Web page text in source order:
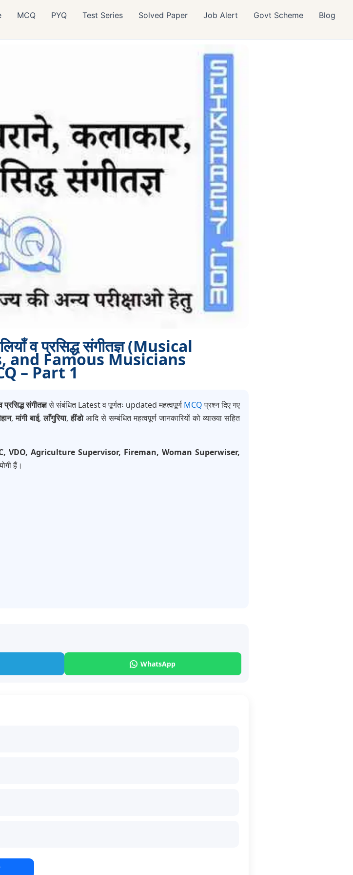
MCQ PYQ Test Series Solved Paper Job Alert Govt Scheme Blog
व प्रसिद्ध संगीतज्ञ (Musical
and Famous Musicians
– Part 1
संगीतज्ञसे संबंधित Latest व पूर्णतः updated महत्वपूर्ण MCQप्रश्न दिए गए
,मांगी बाई,लाँगुरिया,हींडोआदि से सम्बंधित महत्वपूर्ण जानकारियों को व्याख्या सहित
VDO, Agriculture Supervisor, Fireman, Woman Superwiser,
हैं।
WhatsApp